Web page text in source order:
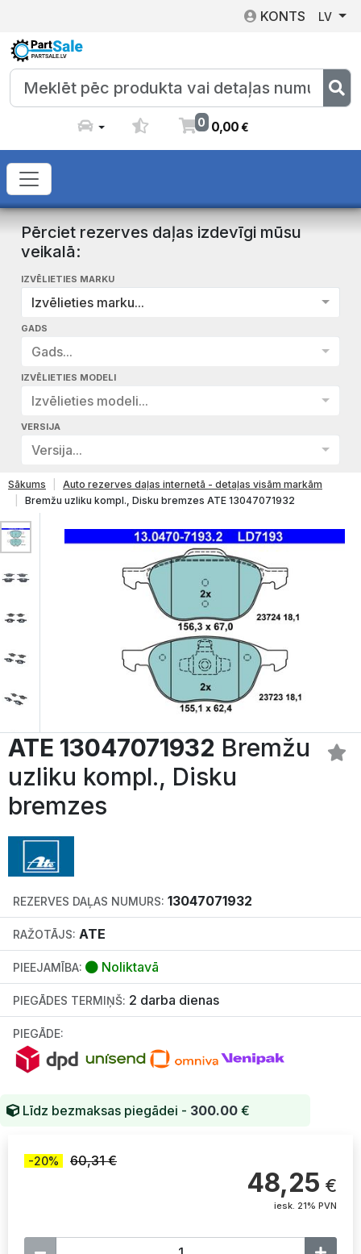
KONTS LV
0 0,00€
Pērciet rezerves daļas izdevīgi mūsu
veikalā:
IZVĒLIETIES MARKU
Izvēlieties marku...
GADS
Gads...
IZVĒLIETIES MODELI
Izvēlieties modeli...
VERSIJA
Versija...
Sākums
Auto rezerves daļas internetā - detaļas visām markām
Bremžu uzliku kompl., Disku bremzes ATE 13047071932
ATE 13047071932 Bremžu
uzliku kompl., Disku
bremzes
REZERVES DAĻAS NUMURS: 13047071932
RAŽOTĀJS: ATE
PIEEJAMĪBA: Noliktavā
PIEGĀDES TERMIŅŠ: 2 darba dienas
PIEGĀDE:
Līdz bezmaksas piegādei - 300.00 €
-20% 60,31 €
48,25 €
iesk. 21% PVN